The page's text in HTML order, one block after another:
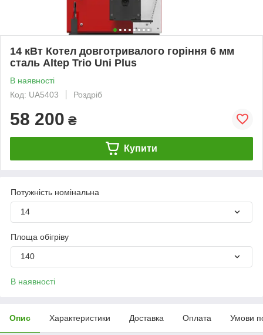
14 кВт Котел довготривалого горіння 6 мм
сталь Altep Trio Uni Plus
В наявності
Код: UA5403
Роздріб
58 200 ₴
Купити
Потужність номінальна
14
Площа обігріву
140
В наявності
Опис Характеристики Доставка Оплата Умови